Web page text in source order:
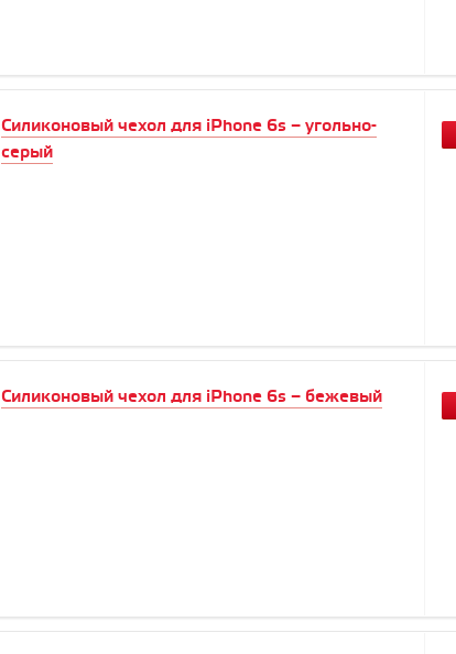
Силиконовый чехол для iPhone 6s – угольно-
серый
Силиконовый чехол для iPhone 6s – бежевый